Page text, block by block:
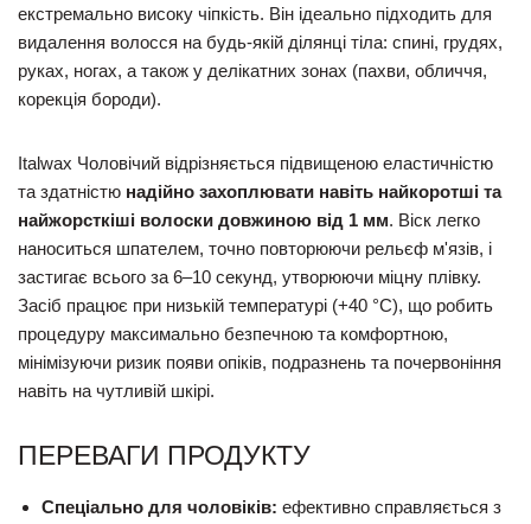
екстремально високу чіпкість. Він ідеально підходить для
видалення волосся на будь-якій ділянці тіла: спині, грудях,
руках, ногах, а також у делікатних зонах (пахви, обличчя,
корекція бороди).
Italwax Чоловічий відрізняється підвищеною еластичністю
та здатністю надійно захоплювати навіть найкоротші та
найжорсткіші волоски довжиною від 1 мм. Віск легко
наноситься шпателем, точно повторюючи рельєф м'язів, і
застигає всього за 6–10 секунд, утворюючи міцну плівку.
Засіб працює при низькій температурі (+40 °C), що робить
процедуру максимально безпечною та комфортною,
мінімізуючи ризик появи опіків, подразнень та почервоніння
навіть на чутливій шкірі.
ПЕРЕВАГИ ПРОДУКТУ
Спеціально для чоловіків: ефективно справляється з